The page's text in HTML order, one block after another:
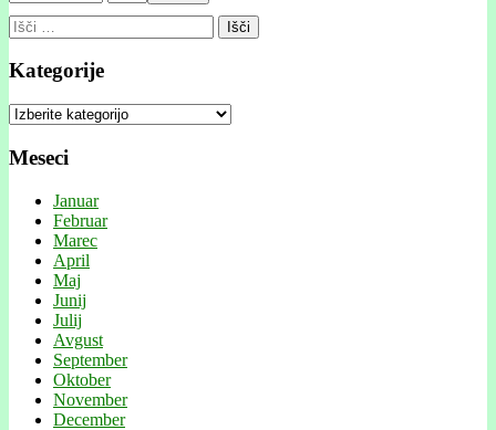
Išči:
Kategorije
Kategorije
Meseci
Januar
Februar
Marec
April
Maj
Junij
Julij
Avgust
September
Oktober
November
December